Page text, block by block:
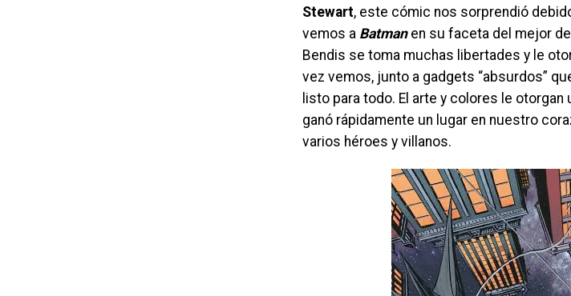
Stewart, este cómic nos sorprendió
vemos a Batmanen su faceta del mejor
Bendis se toma muchas libertades y le
vez vemos, junto a gadgets “absurdos”
listo para todo. El arte y colores le
ganó rápidamente un lugar en nuestro
varios héroes y villanos.